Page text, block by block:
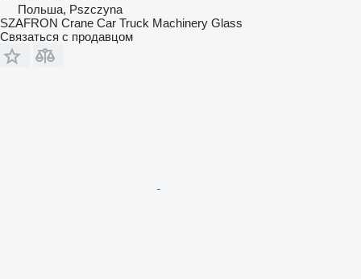
Польша, Pszczyna
SZAFRON Crane Car Truck Machinery Glass
Связаться с продавцом